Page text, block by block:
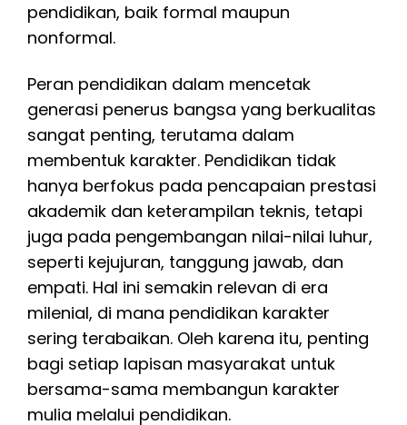
pendidikan, baik formal maupun
nonformal.
Peran pendidikan dalam mencetak
generasi penerus bangsa yang berkualitas
sangat penting, terutama dalam
membentuk karakter. Pendidikan tidak
hanya berfokus pada pencapaian prestasi
akademik dan keterampilan teknis, tetapi
juga pada pengembangan nilai-nilai luhur,
seperti kejujuran, tanggung jawab, dan
empati. Hal ini semakin relevan di era
milenial, di mana pendidikan karakter
sering terabaikan. Oleh karena itu, penting
bagi setiap lapisan masyarakat untuk
bersama-sama membangun karakter
mulia melalui pendidikan.